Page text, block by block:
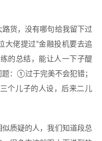
货，没有哪句给我留下过
大佬提过“金融投机要去追
的总结，能让人一下子醍
：①过于完美不会犯错；
个儿子的人设，后来二儿
质疑的人，我们知道段总